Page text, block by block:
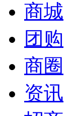
商城
团购
商圈
资讯